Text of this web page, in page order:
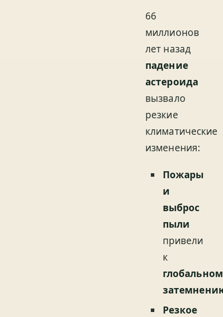
66
миллионов
лет назад
падение
астероида
вызвало
резкие
климатические
изменения:
Пожары
и
выброс
пыли
привели
к
Резкое